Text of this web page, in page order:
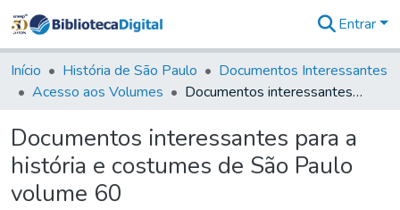
&
Coleções
Tudo na
Digital
Estatísticas
Entrar
Início História de São Paulo
Documentos Interessantes
Acesso aos Volumes
Documentos interessantes para a história e costumes de São Paulo volume 60
Documentos interessantes para a
história e costumes de São Paulo
volume 60